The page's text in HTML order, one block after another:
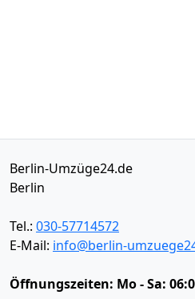
Berlin-Umzüge24.de
Berlin
Tel.: 030-57714572
E-Mail: info@berlin-
Öffnungszeiten: Mo - Sa: